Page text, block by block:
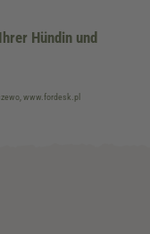
Hündin und
www.fordesk.pl